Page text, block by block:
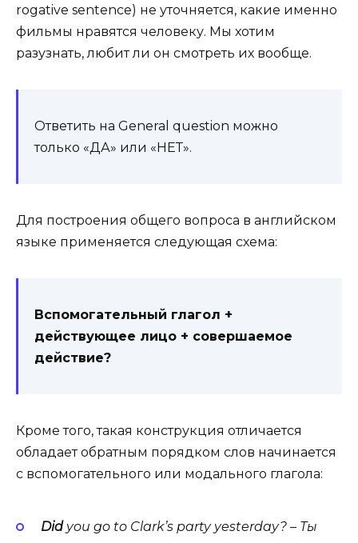
rog­a­tive sen­tence) не уточняется, какие именно
фильмы нравятся человеку. Мы хотим
разузнать, любит ли он смотреть их вообще.
Ответить на Gen­er­al ques­tion можно
только «ДА» или «НЕТ».
Для построения общего вопроса в английском
языке применяется следующая схема:
Вспомогательный глагол +
действующее лицо + совершаемое
действие?
Кроме того, такая конструкция отличается
обладает обратным порядком слов начинается
с вспомогательного или модального глагола:
Didyou go to Clark’s par­ty yes­ter­day? – Ты